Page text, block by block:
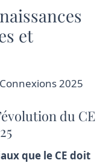
et
2025
du CE
que le CE doit